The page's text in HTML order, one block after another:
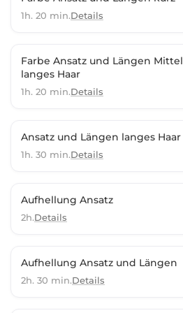
1h. 20 min.Details
Farbe Ansatz und Längen Mittel
langes Haar
1h. 20 min.Details
Ansatz und Längen langes Haar
1h. 30 min.Details
Aufhellung Ansatz
2h.Details
Aufhellung Ansatz und Längen
2h. 30 min.Details